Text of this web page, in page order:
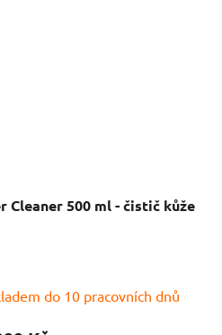
Cleaner 500 ml - čistič kůže
do 10 pracovních dnů
Kč